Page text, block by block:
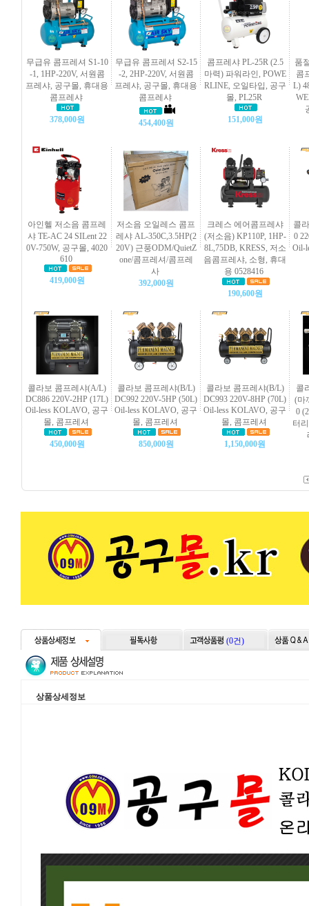
무급유 콤프레셔 S1-10
-1, 1HP-220V, 서원콤
프레샤, 공구몰, 휴대용
콤프레샤
378,000원
무급유 콤프레셔 S2-15
-2, 2HP-220V, 서원콤
프레샤, 공구몰, 휴대용
콤프레샤
454,400원
콤프레샤 PL-25R (2.5
마력) 파워라인, POWE
RLINE, 오일타입, 공구
몰, PL25R
151,000원
품
콤
L)
아인헬 저소음 콤프레
샤 TE-AC 24 SILent 22
0V-750W, 공구몰, 4020
610
419,000원
저소음 오일레스 콤프
레샤 AL-350C,3.5HP(2
20V) 근풍ODM/QuietZ
one/콤프레셔/콤프레
사
392,000원
크레스 에어콤프레샤
(저소음) KP110P, 1HP-
8L,75DB, KRESS, 저소
음콤프레샤, 소형, 휴대
용 0528416
190,600원
콜
0
Oil-
콜라보 콤프레샤(A/L)
DC886 220V-2HP (17L)
Oil-less KOLAVO, 공구
몰, 콤프레셔
450,000원
콜라보 콤프레샤(B/L)
DC992 220V-5HP (50L)
Oil-less KOLAVO, 공구
몰, 콤프레셔
850,000원
콜라보 콤프레샤(B/L)
DC993 220V-8HP (70L)
Oil-less KOLAVO, 공구
몰, 콤프레셔
1,150,000원
콜
(마
0
터
(0건)
상품상세정보